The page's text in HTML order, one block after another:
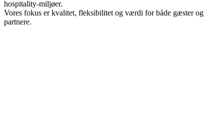
hospitality-miljøer.
Vores fokus er kvalitet, fleksibilitet og værdi for både gæster og
partnere.